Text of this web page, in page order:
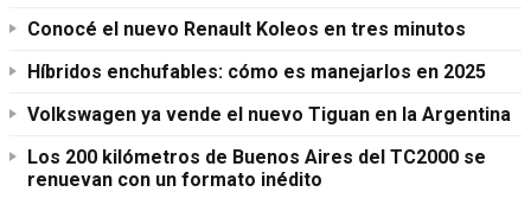
Conocé el nuevo Renault Koleos en tres minutos
Híbridos enchufables: cómo es manejarlos en 2025
Volkswagen ya vende el nuevo Tiguan en la Argentina
Los 200 kilómetros de Buenos Aires del TC2000 se
renuevan con un formato inédito